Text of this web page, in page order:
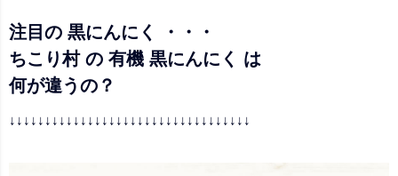
注目の 黒にんにく ・・・
ちこり村 の 有機 黒にんにく は
何が違うの？
↓↓↓↓↓↓↓↓↓↓↓↓↓↓↓↓↓↓↓↓↓↓↓↓↓↓↓↓↓↓↓↓↓↓